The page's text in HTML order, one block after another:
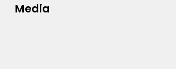
Media